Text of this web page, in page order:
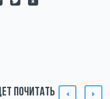
почитать